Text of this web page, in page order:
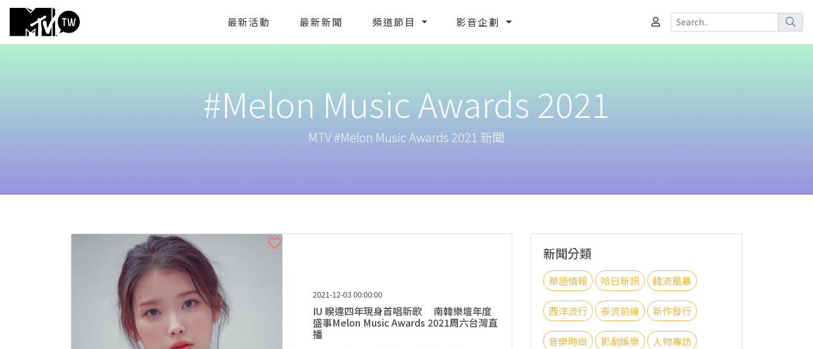
最新活動 最新新聞 頻道節目 影音企劃
#Melon Music Awards 2021
MTV #Melon Music Awards 2021 新聞
新聞分類
華語情報 哈日新訊 韓流風暴
西洋流行 泰流前線 新作發行
音樂時尚 影劇娛樂 人物專訪
2021-12-03 00:00:00
IU 睽違四年現身首唱新歌 南韓樂壇年度
盛事Melon Music Awards 2021周六台灣直
播